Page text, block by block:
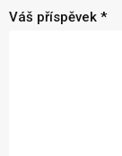
Váš příspěvek *